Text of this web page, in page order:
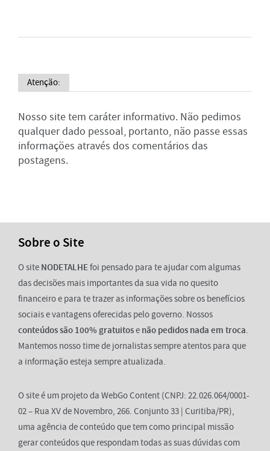
Atenção:
Nosso site tem caráter informativo. Não pedimos
qualquer dado pessoal, portanto, não passe essas
informações através dos comentários das
postagens.
Sobre o Site
O site NODETALHEfoi pensado para te ajudar com algumas
das decisões mais importantes da sua vida no quesito
financeiro e para te trazer as informações sobre os benefícios
sociais e vantagens oferecidas pelo governo. Nossos
conteúdos são 100% gratuitose não pedidos nada em troca.
Mantemos nosso time de jornalistas sempre atentos para que
a informação esteja sempre atualizada.
O site é um projeto da WebGo Content (CNPJ: 22.026.064/0001-
02 – Rua XV de Novembro, 266. Conjunto 33 | Curitiba/PR),
uma agência de conteúdo que tem como principal missão
gerar conteúdos que respondam todas as suas dúvidas com